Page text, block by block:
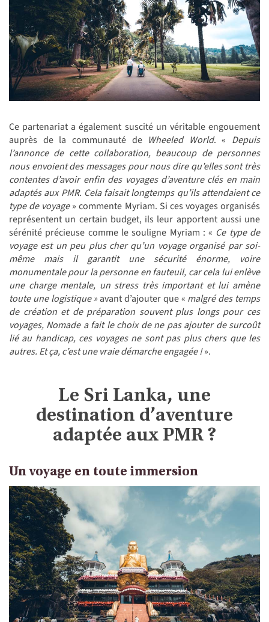
Ce partenariat a également suscité un véritable engouement
auprès de la communauté de Wheeled World. « Depuis
l’annonce de cette collaboration, beaucoup de personnes
nous envoient des messages pour nous dire qu’elles sont très
contentes d’avoir enfin des voyages d’aventure clés en main
adaptés aux PMR. Cela faisait longtemps qu’ils attendaient ce
type de voyage» commente Myriam. Si ces voyages organisés
représentent un certain budget, ils leur apportent aussi une
sérénité précieuse comme le souligne Myriam : « Ce type de
voyage est un peu plus cher qu’un voyage organisé par soi-
même mais il garantit une sécurité énorme, voire
monumentale pour la personne en fauteuil, car cela lui enlève
une charge mentale, un stress très important et lui amène
toute une logistique »avant d’ajouterque « malgré des temps
de création et de préparation souvent plus longs pour ces
voyages, Nomade a fait le choix de ne pas ajouter de surcoût
lié au handicap, ces voyages ne sont pas plus chers que les
autres. Et ça, c’est une vraie démarche engagée !».
Le Sri Lanka, une
destination d’aventure
adaptée aux PMR ?
Un voyage en toute immersion